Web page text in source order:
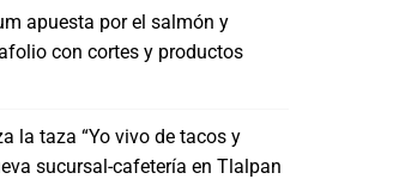
apuesta por el salmón y
con cortes y productos
la taza “Yo vivo de tacos y
sucursal-cafetería en Tlalpan